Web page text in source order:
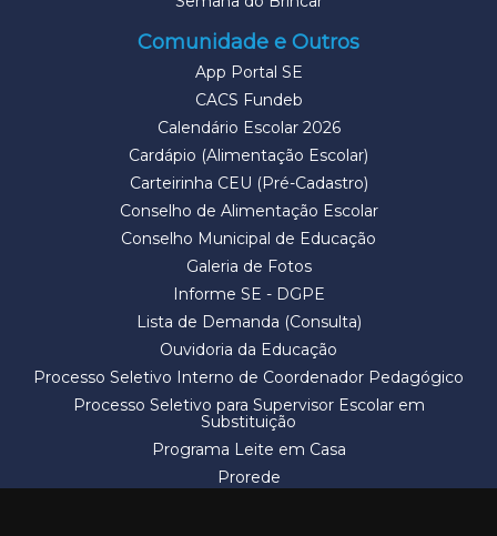
Comunidade e Outros
App Portal SE
CACS Fundeb
Calendário Escolar 2026
Cardápio (Alimentação Escolar)
Carteirinha CEU (Pré-Cadastro)
Conselho de Alimentação Escolar
Conselho Municipal de Educação
Galeria de Fotos
Informe SE - DGPE
Lista de Demanda (Consulta)
Ouvidoria da Educação
Processo Seletivo Interno de Coordenador Pedagógico
Processo Seletivo para Supervisor Escolar em
Substituição
Programa Leite em Casa
Prorede